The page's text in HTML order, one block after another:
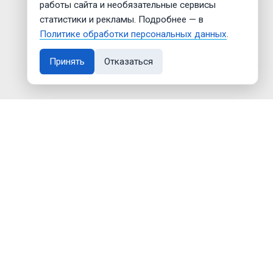
работы сайта и необязательные сервисы
статистики и рекламы. Подробнее — в
Политике обработки персональных данных.
Принять Отказаться